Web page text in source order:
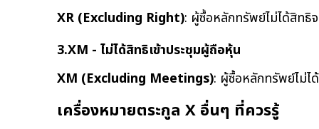
XR (Excluding Right): ผู้ซื้อหลักทรัพย์ไม่ได้สิทธิ
3.XM - ไม่ได้สิทธิเข้าประชุมผู้ถือหุ้น
XM (Excluding Meetings): ผู้ซื้อหลักทรัพย์ไม่ไ
เครื่องหมายตระกูล X อื่นๆ ที่ควรรู้